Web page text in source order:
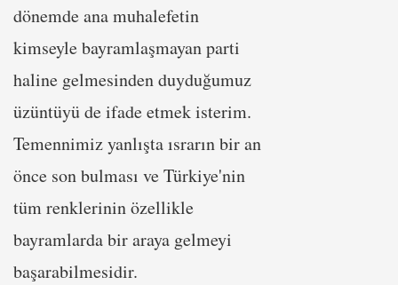
dönemde ana muhalefetin
kimseyle bayramlaşmayan parti
haline gelmesinden duyduğumuz
üzüntüyü de ifade etmek isterim.
Temennimiz yanlışta ısrarın bir an
önce son bulması ve Türkiye'nin
tüm renklerinin özellikle
bayramlarda bir araya gelmeyi
başarabilmesidir.